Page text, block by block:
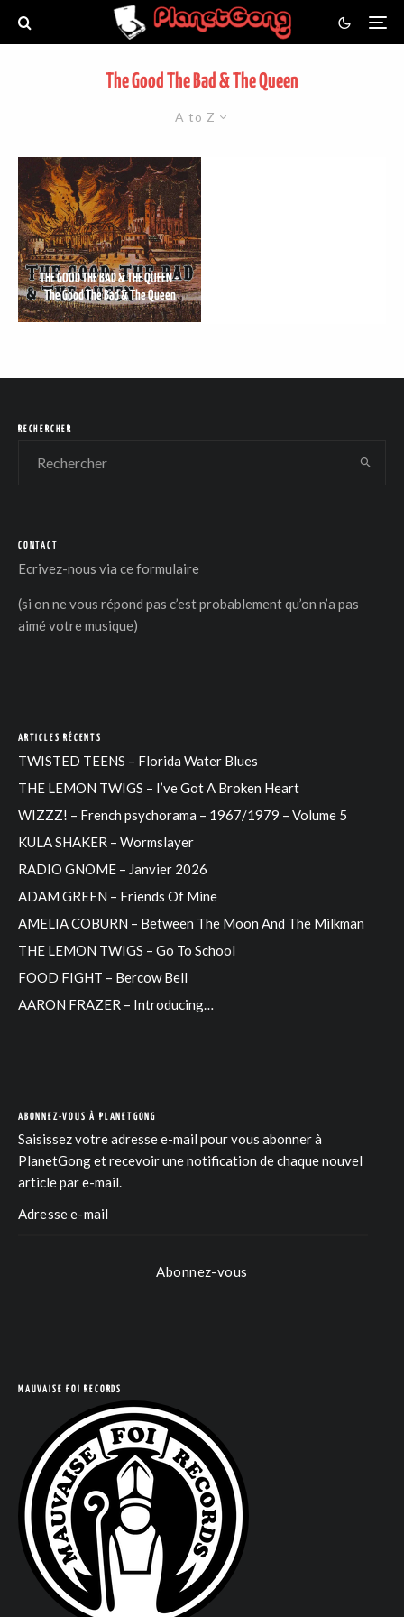
The Good The Bad & The Queen
A to Z
THE GOOD THE BAD & THE QUEEN –
The Good The Bad & The Queen
RECHERCHER
CONTACT
Ecrivez-nous via ce formulaire
(si on ne vous répond pas c’est probablement qu’on n’a pas
aimé votre musique)
ARTICLES RÉCENTS
TWISTED TEENS – Florida Water Blues
THE LEMON TWIGS – I’ve Got A Broken Heart
WIZZZ! – French psychorama – 1967/1979 – Volume 5
KULA SHAKER – Wormslayer
RADIO GNOME – Janvier 2026
ADAM GREEN – Friends Of Mine
AMELIA COBURN – Between The Moon And The Milkman
THE LEMON TWIGS – Go To School
FOOD FIGHT – Bercow Bell
AARON FRAZER – Introducing…
ABONNEZ-VOUS À PLANETGONG
Saisissez votre adresse e-mail pour vous abonner à
PlanetGong et recevoir une notification de chaque nouvel
article par e-mail.
Abonnez-vous
MAUVAISE FOI RECORDS